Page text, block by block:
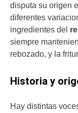
disputa su origen
diferentes
ingredientes del
siempre
rebozado, y la
Historia y
Hay distintas